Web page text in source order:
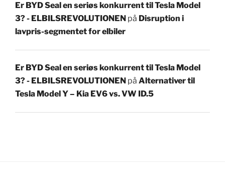
Er BYD Seal en seriøs konkurrent til Tesla Model
3? - ELBILSREVOLUTIONEN på Disruption i
lavpris-segmentet for elbiler
Er BYD Seal en seriøs konkurrent til Tesla Model
3? - ELBILSREVOLUTIONEN på Alternativer til
Tesla Model Y – Kia EV6 vs. VW ID.5